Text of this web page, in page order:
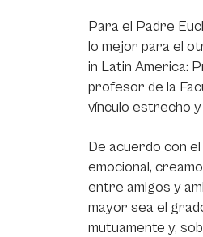
Para el Padre
lo mejor para el
in Latin America:
profesor de la
vínculo estrecho
De acuerdo con
emocional,
entre amigos y
mayor sea el
mutuamente y,